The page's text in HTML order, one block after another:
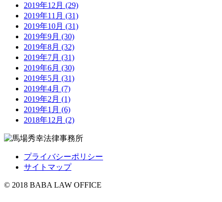
2019年12月 (29)
2019年11月 (31)
2019年10月 (31)
2019年9月 (30)
2019年8月 (32)
2019年7月 (31)
2019年6月 (30)
2019年5月 (31)
2019年4月 (7)
2019年2月 (1)
2019年1月 (6)
2018年12月 (2)
プライバシーポリシー
サイトマップ
© 2018 BABA LAW OFFICE